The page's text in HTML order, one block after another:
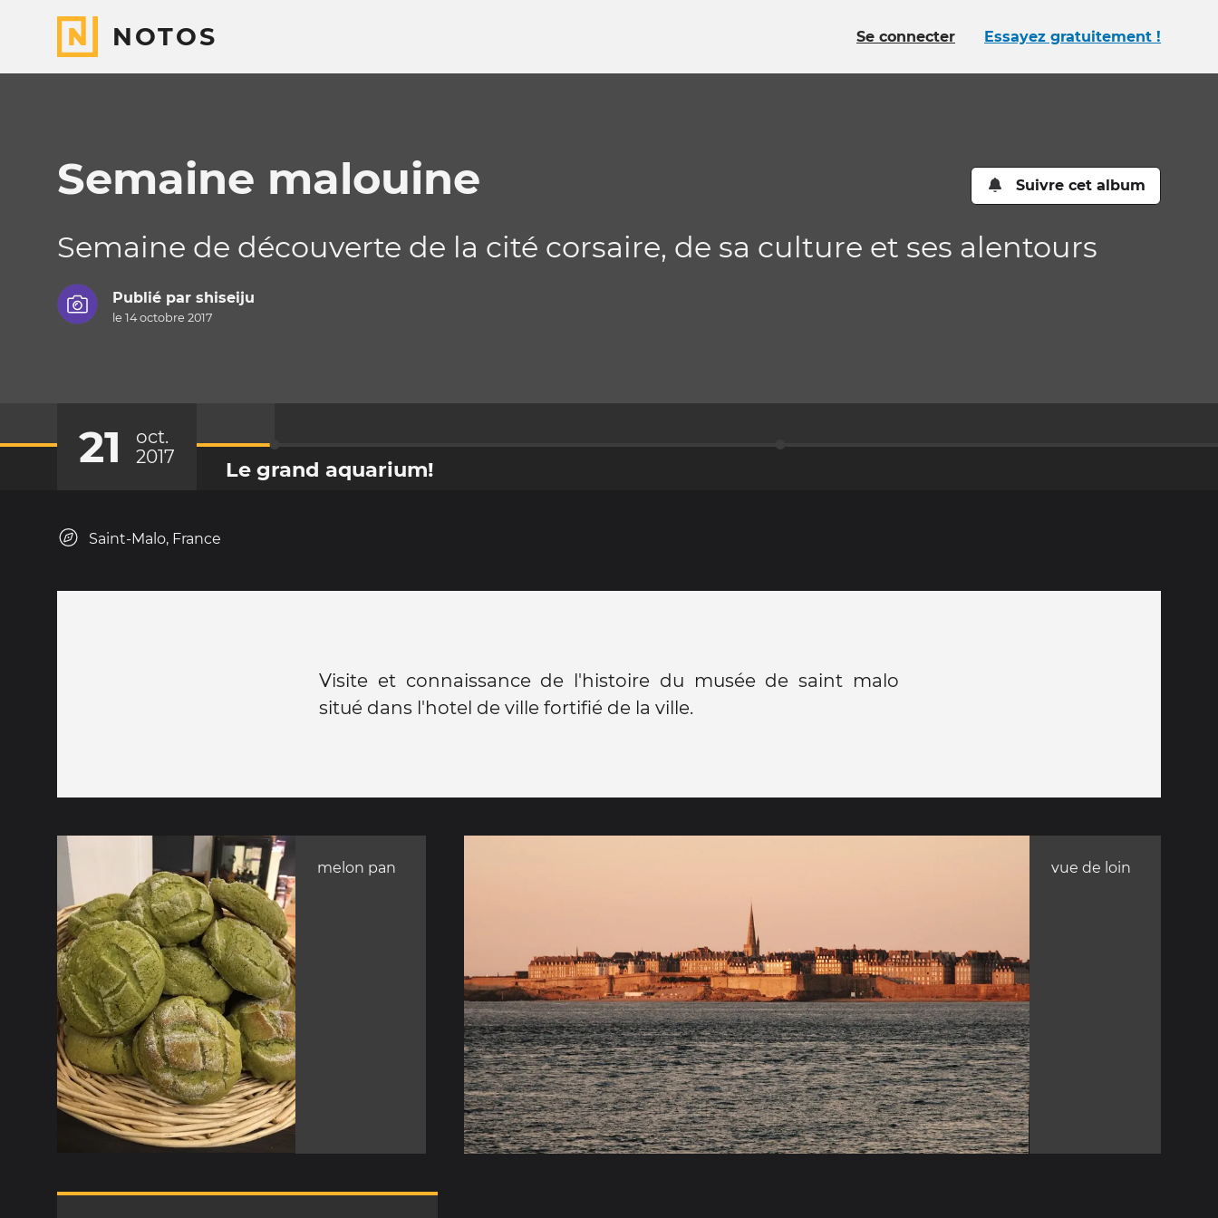
NOTOS Se connecter Essayez gratuitement !
Semaine malouine Suivre cet album
Semaine de découverte de la cité corsaire, de sa culture et ses alentours
Publié par shiseiju
le 14 octobre 2017
21
oct.
2017
Le grand aquarium!
Saint-Malo, France
Visite et connaissance de l'histoire du musée de saint malo
situé dans l'hotel de ville fortifié de la ville.
melon pan vue de loin